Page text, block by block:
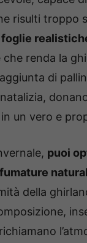
risulti troppo
renda la
di
un vero e
puoi
della